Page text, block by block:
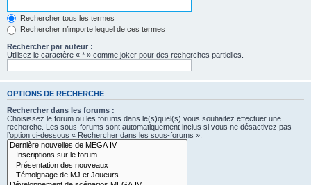
Rechercher tous les termes
Rechercher n’importe lequel de ces termes
Rechercher par auteur :
Utilisez le caractère « * » comme joker pour des recherches partielles.
OPTIONS DE RECHERCHE
Rechercher dans les forums :
Choisissez le forum ou les forums dans le(s)quel(s) vous souhaitez effectuer une
recherche. Les sous-forums sont automatiquement inclus si vous ne désactivez pas
l’option ci-dessous « Rechercher dans les sous-forums ».